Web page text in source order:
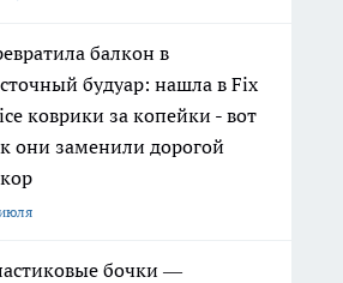
балкон в
будуар: нашла в Fix
коврики за копейки - вот
они заменили дорогой
бочки —